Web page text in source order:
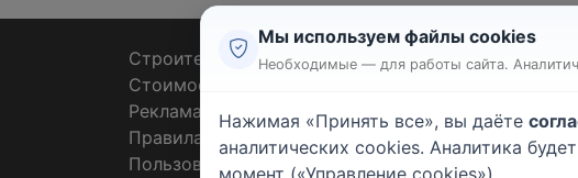
Строительные тендеры
Стоимость работ
Реклама
Правила
Пользовательское соглашение
Ремонт
Штукатурные
Поклейка обоев
Потолки
Мы используем файлы cookies
Необходимые — для работы сайта.
Нажимая «Принять все», вы даёте
аналитических cookies. Аналитика